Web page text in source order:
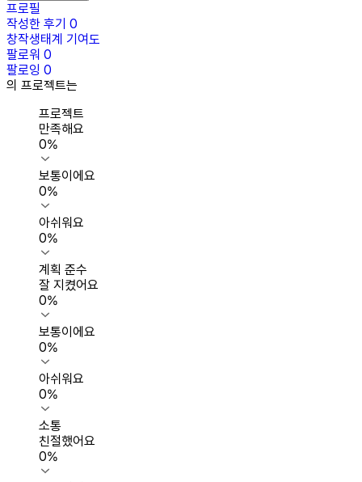
프로필
작성한 후기 0
창작생태계 기여도
팔로워 0
팔로잉 0
의 프로젝트는
프로젝트
만족해요
0%
보통이에요
0%
아쉬워요
0%
계획 준수
잘 지켰어요
0%
보통이에요
0%
아쉬워요
0%
소통
친절했어요
0%